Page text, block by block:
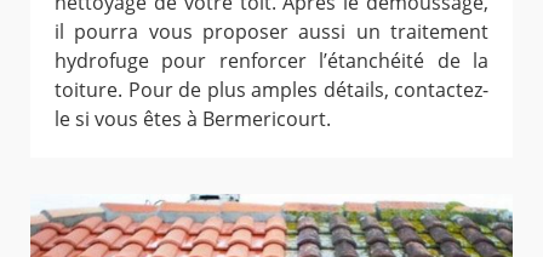
il pourra vous proposer aussi un traitement
hydrofuge pour renforcer l’étanchéité de la
toiture. Pour de plus amples détails, contactez-
le si vous êtes à Bermericourt.